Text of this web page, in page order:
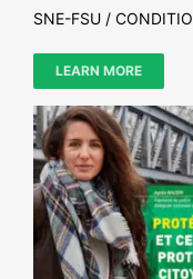
SNE-FSU /
LEARN MORE